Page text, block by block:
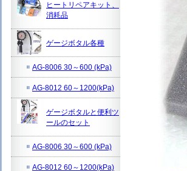
ヒートリペアキット、
消耗品
ゲージボタル各種
AG-8006 30～600 (kPa)
AG-8012 60～1200(kPa)
ゲージボタルと便利ツ
ールのセット
AG-8006 30～600 (kPa)
AG-8012 60～1200(kPa)